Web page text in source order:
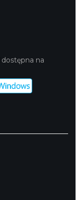
dostępna na